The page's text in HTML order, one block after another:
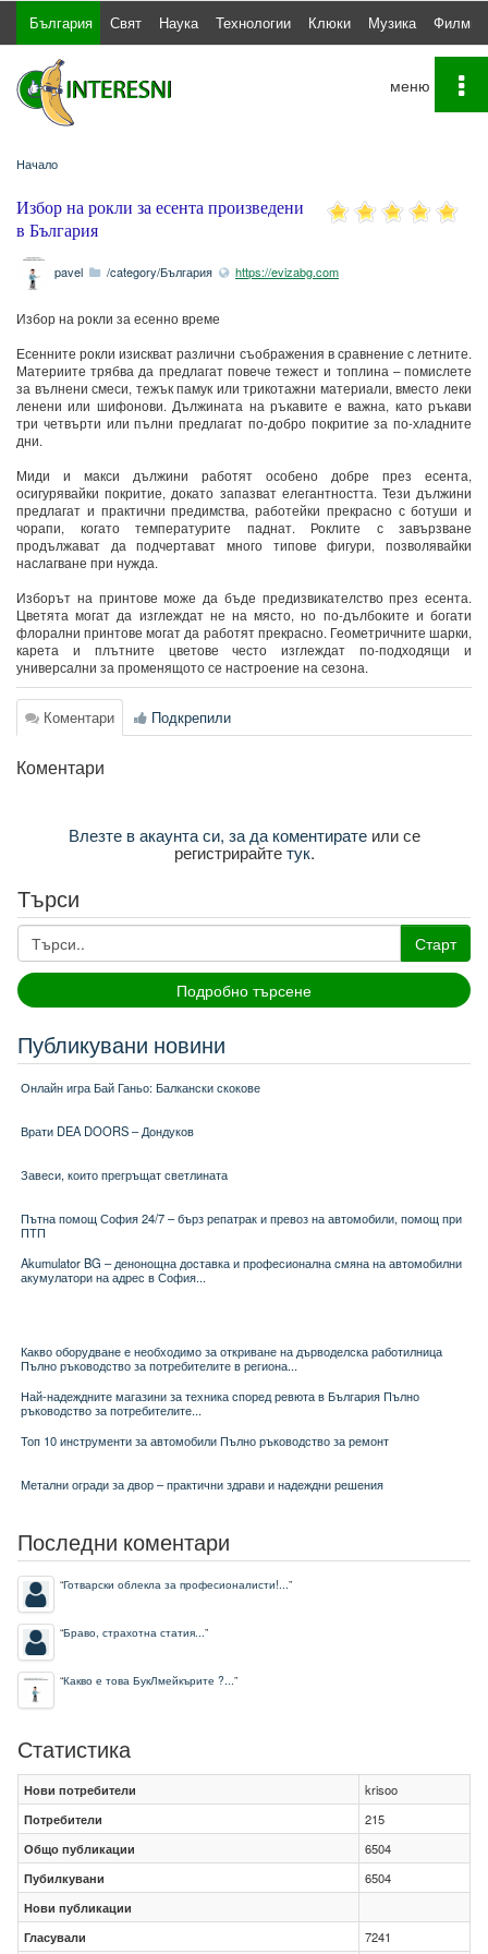
България Свят Наука Технологии Клюки Музика Филми
Начало
Избор на рокли за есента произведени
в България
pavel /category/България https://evizabg.com
Избор на рокли за есенно време
Есенните рокли изискват различни съображения в сравнение с летните.
Материите трябва да предлагат повече тежест и топлина – помислете
за вълнени смеси, тежък памук или трикотажни материали, вместо леки
ленени или шифонови. Дължината на ръкавите е важна, като ръкави
три четвърти или пълни предлагат по-добро покритие за по-хладните
дни.
Миди и макси дължини работят особено добре през есента,
осигурявайки покритие, докато запазват елегантността. Тези дължини
предлагат и практични предимства, работейки прекрасно с ботуши и
чорапи, когато температурите паднат. Роклите с завързване
продължават да подчертават много типове фигури, позволявайки
наслагване при нужда.
Изборът на принтове може да бъде предизвикателство през есента.
Цветята могат да изглеждат не на място, но по-дълбоките и богати
флорални принтове могат да работят прекрасно. Геометричните шарки,
карета и плътните цветове често изглеждат по-подходящи и
универсални за променящото се настроение на сезона.
Коментари Подкрепили
Коментари
Влезте в акаунта си, за да коментиратеили се
регистрирайтетук.
Търси
Старт
Подробно търсене
Публикувани новини
Онлайн игра Бай Ганьо: Балкански скокове
Врати DEA DOORS – Дондуков
Завеси, които прегръщат светлината
Пътна помощ София 24/7 – бърз репатрак и превоз на автомобили, помощ при
ПТП
Akumulator BG – денонощна доставка и професионална смяна на автомобилни
акумулатори на адрес в София...
Какво оборудване е необходимо за откриване на дърводелска работилница
Пълно ръководство за потребителите в региона...
Най-надеждните магазини за техника според ревюта в България Пълно
ръководство за потребителите...
Топ 10 инструменти за автомобили Пълно ръководство за ремонт
Метални огради за двор – практични здрави и надеждни решения
Последни коментари
“Готварски облекла за професионалисти!...”
“Браво, страхотна статия...”
“Какво е това БукЛмейкърите ?...”
Статистика
Нови потребители
krisoo
Потребители
215
Общо публикации
6504
Пубилкувани
6504
Нови публикации
Гласували
7241